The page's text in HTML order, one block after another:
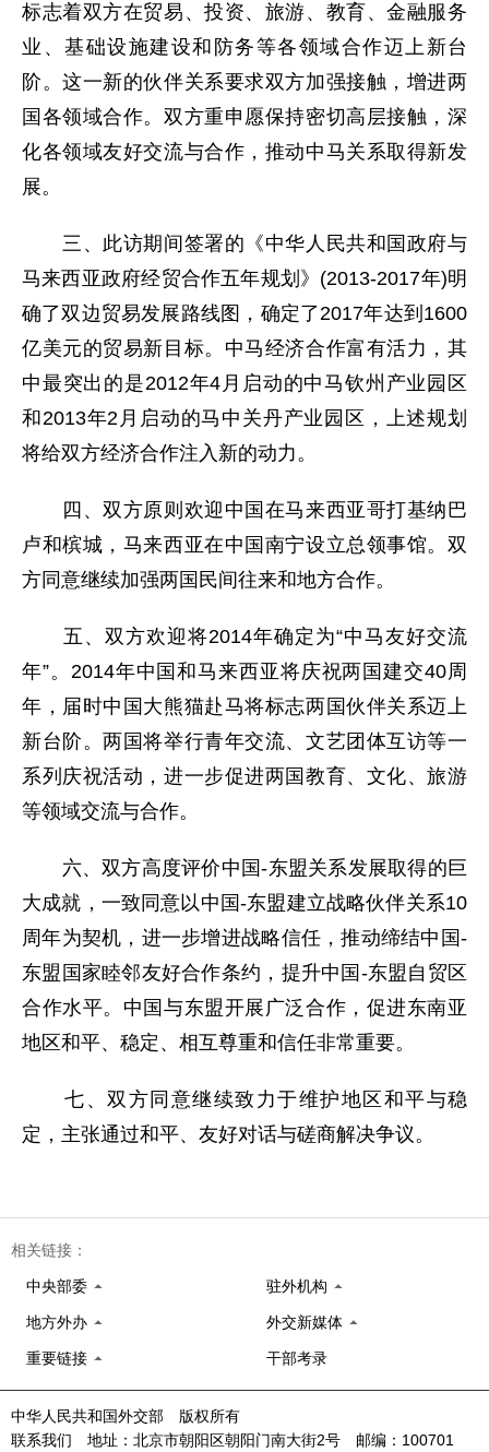
标志着双方在贸易、投资、旅游、教育、金融服务
业、基础设施建设和防务等各领域合作迈上新台
阶。这一新的伙伴关系要求双方加强接触，增进两
国各领域合作。双方重申愿保持密切高层接触，深
化各领域友好交流与合作，推动中马关系取得新发
展。
三、此访期间签署的《中华人民共和国政府与
马来西亚政府经贸合作五年规划》(2013-2017年)明
确了双边贸易发展路线图，确定了2017年达到1600
亿美元的贸易新目标。中马经济合作富有活力，其
中最突出的是2012年4月启动的中马钦州产业园区
和2013年2月启动的马中关丹产业园区，上述规划
将给双方经济合作注入新的动力。
四、双方原则欢迎中国在马来西亚哥打基纳巴
卢和槟城，马来西亚在中国南宁设立总领事馆。双
方同意继续加强两国民间往来和地方合作。
五、双方欢迎将2014年确定为“中马友好交流
年”。2014年中国和马来西亚将庆祝两国建交40周
年，届时中国大熊猫赴马将标志两国伙伴关系迈上
新台阶。两国将举行青年交流、文艺团体互访等一
系列庆祝活动，进一步促进两国教育、文化、旅游
等领域交流与合作。
六、双方高度评价中国-东盟关系发展取得的巨
大成就，一致同意以中国-东盟建立战略伙伴关系10
周年为契机，进一步增进战略信任，推动缔结中国-
东盟国家睦邻友好合作条约，提升中国-东盟自贸区
合作水平。中国与东盟开展广泛合作，促进东南亚
地区和平、稳定、相互尊重和信任非常重要。
七、双方同意继续致力于维护地区和平与稳
定，主张通过和平、友好对话与磋商解决争议。
相关链接：
中央部委 驻外机构
地方外办 外交新媒体
重要链接 干部考录
中华人民共和国外交部 版权所有
联系我们 地址：北京市朝阳区朝阳门南大街2号 邮编：100701